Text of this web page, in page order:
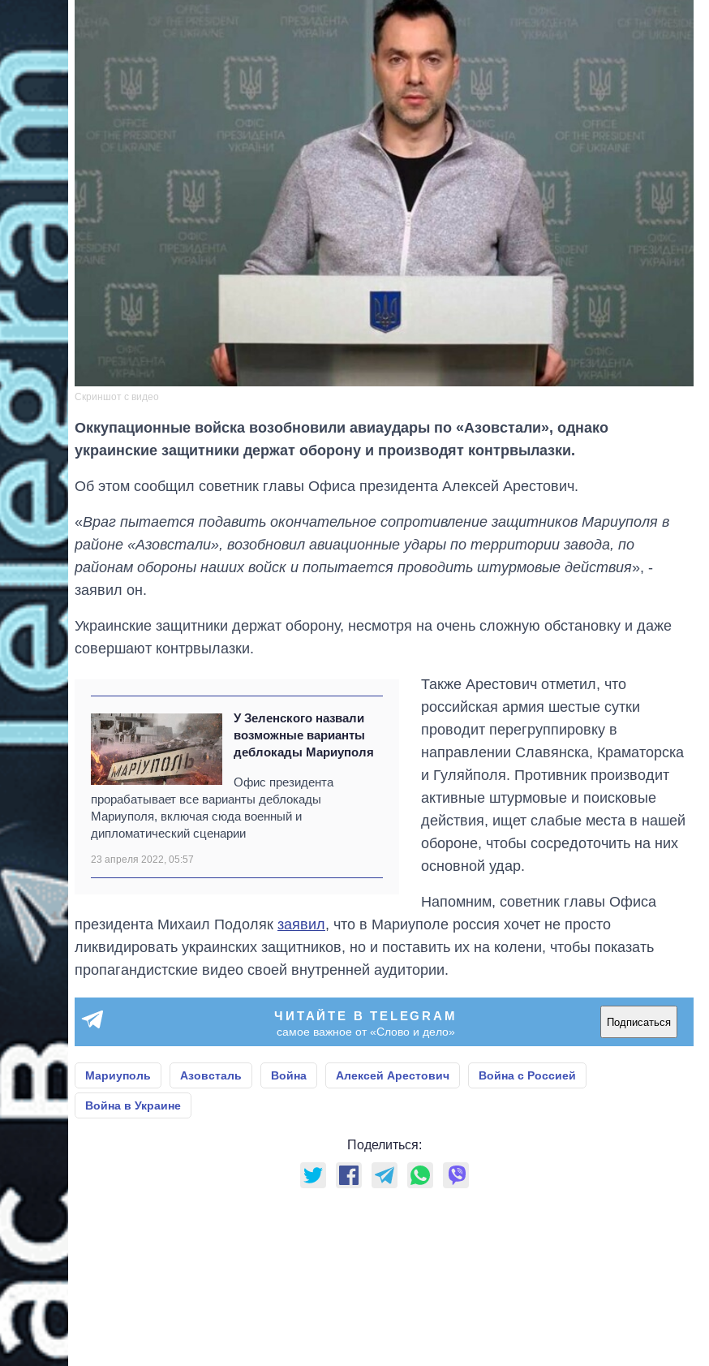
Скриншот с видео
Оккупационные войска возобновили авиаудары по «Азовстали», однако
украинские защитники держат оборону и производят контрвылазки.
Об этом сообщил советник главы Офиса президента Алексей Арестович.
«Враг пытается подавить окончательное сопротивление защитников Мариуполя в
районе «Азовстали», возобновил авиационные удары по территории завода, по
районам обороны наших войск и попытается проводить штурмовые действия», -
заявил он.
Украинские защитники держат оборону, несмотря на очень сложную обстановку и даже
совершают контрвылазки.
У Зеленского назвали
возможные варианты
деблокады Мариуполя
Офис президента
прорабатывает все варианты деблокады
Мариуполя, включая сюда военный и
дипломатический сценарии
23 апреля 2022, 05:57
Также Арестович отметил, что
российская армия шестые сутки
проводит перегруппировку в
направлении Славянска, Краматорска
и Гуляйполя. Противник производит
активные штурмовые и поисковые
действия, ищет слабые места в нашей
обороне, чтобы сосредоточить на них
основной удар.
Напомним, советник главы Офиса
президента Михаил Подоляк заявил, что в Мариуполе россия хочет не просто
ликвидировать украинских защитников, но и поставить их на колени, чтобы показать
пропагандистские видео своей внутренней аудитории.
ЧИТАЙТЕ В TELEGRAM
самое важное от «Слово и дело»
Подписаться
Мариуполь Азовсталь Война Алексей Арестович Война с Россией
Война в Украине
Поделиться:
стоят и
зарабатывают
OpenAI и Anthropic